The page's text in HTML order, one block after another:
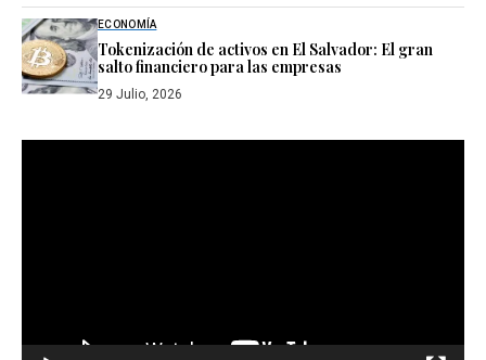
ECONOMÍA
Tokenización de activos en El Salvador: El gran
salto financiero para las empresas
29 Julio, 2026